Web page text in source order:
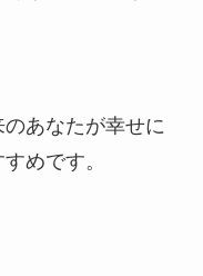
あなたが幸せに
めです。